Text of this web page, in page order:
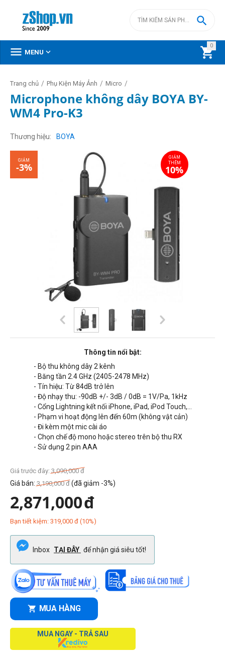
0


 MENU 
Trang chủ / Phụ Kiện Máy Ảnh / Micro /
Microphone không dây BOYA BY-
WM4 Pro-K3
Thương hiệu BOYA
-3%
Thông tin nổi bật:
- Bộ thu không dây 2 kênh
- Băng tần 2.4 GHz (2405-2478 MHz)
- Tín hiệu: Từ 84dB trở lên
- Độ nhạy thu: -90dB +/- 3dB / 0dB = 1V/Pa, 1kHz
- Cổng Lightning kết nối iPhone, iPad, iPod Touch,...
- Phạm vi hoạt động lên đến 60m (không vật cản)
- Đi kèm một mic cài áo
- Chọn chế độ mono hoặc stereo trên bộ thu RX
- Sử dụng 2 pin AAA
Giá trước đây: 3,090,000 đ
Giá bán: 3,190,000 đ (đã giảm -3%)
2,871,000đ
Bạn tiết kiệm: 319,000 đ (10%)
Inbox TẠI ĐÂY để nhận giá siêu tốt!
MUA HÀNG
MUA NGAY - TRẢ SAU